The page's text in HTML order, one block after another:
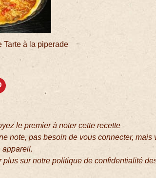
Tarte à la piperade
le premier à noter cette recette
note, pas besoin de vous connecter,
appareil.
plus sur notre politique de confidentialité